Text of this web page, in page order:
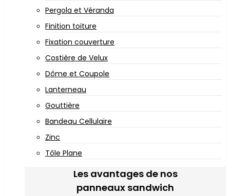
Pergola et Véranda
Finition toiture
Fixation couverture
Costière de Velux
Dôme et Coupole
Lanterneau
Gouttière
Bandeau Cellulaire
Zinc
Tôle Plane
Les avantages de nos
panneaux sandwich